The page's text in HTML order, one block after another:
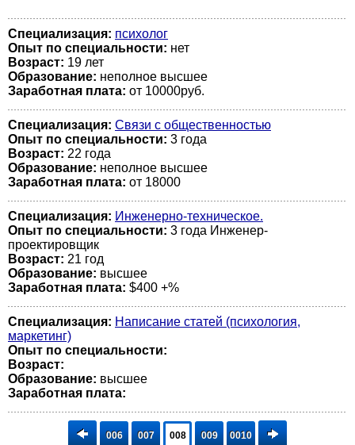
Специализация: психолог
Опыт по специальности: нет
Возраст: 19 лет
Образование: неполное высшее
Заработная плата: от 10000руб.
Специализация: Связи с общественностью
Опыт по специальности: 3 года
Возраст: 22 годa
Образование: неполное высшее
Заработная плата: от 18000
Специализация: Инженерно-техническое.
Опыт по специальности: 3 года Инженер-
проектировщик
Возраст: 21 год
Образование: высшее
Заработная плата: $400 +%
Специализация: Написание статей (психология,
маркетинг)
Опыт по специальности:
Возраст:
Образование: высшее
Заработная плата:
006 007 008 009 0010